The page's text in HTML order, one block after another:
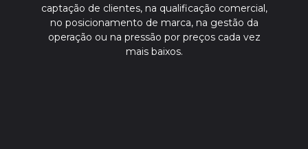
captação de clientes, na qualificação comercial,
no posicionamento de marca, na gestão da
operação ou na pressão por preços cada vez
mais baixos.